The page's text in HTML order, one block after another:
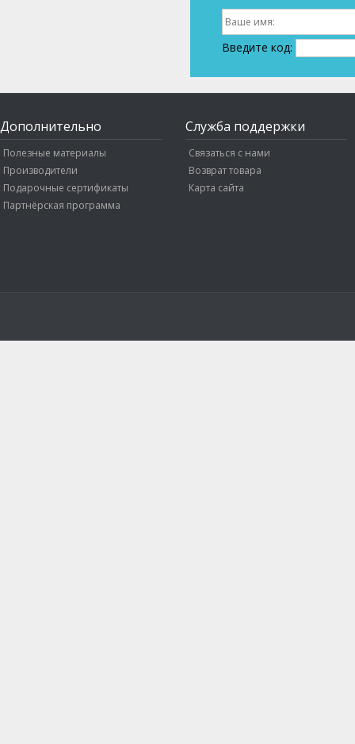
Введите код:
Дополнительно
Полезные материалы
Производители
Подарочные сертификаты
Партнёрская программа
Служба поддержки
Связаться с нами
Возврат товара
Карта сайта